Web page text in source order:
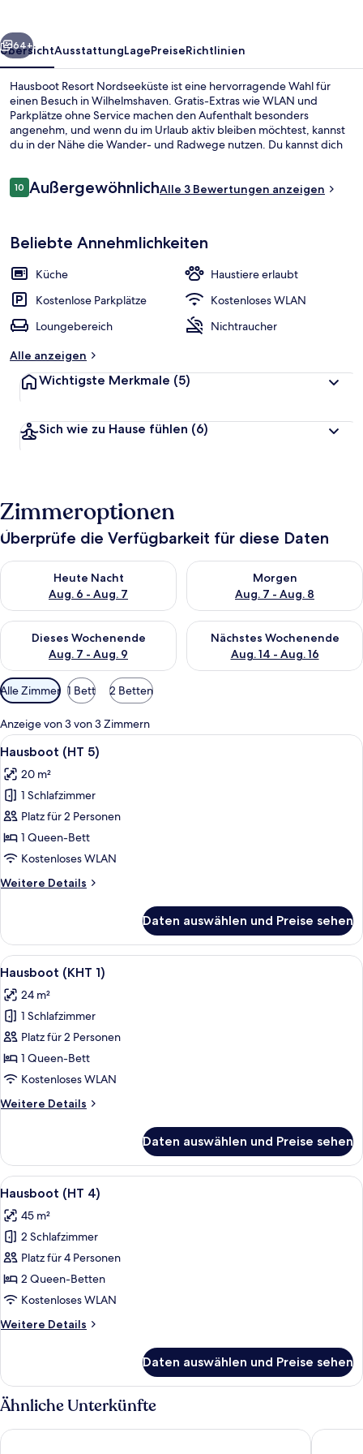
Weiter
64+
ÜbersichtAusstattungLagePreiseRichtlinien
Hausboot Resort Nordseeküste ist eine hervorragende Wahl für
einen Besuch in Wilhelmshaven. Gratis-Extras wie WLAN und
Parkplätze ohne Service machen den Aufenthalt besonders
angenehm, und wenn du im Urlaub aktiv bleiben möchtest, kannst
du in der Nähe die Wander- und Radwege nutzen. Du kannst dich
Bewertungen
1010 von 10.
AußergewöhnlichAlle 3 Bewertungen anzeigen
Beliebte Annehmlichkeiten
Küche
Haustiere erlaubt
Kostenlose Parkplätze
Kostenloses WLAN
Loungebereich
Nichtraucher
Alle anzeigen
Wichtigste Merkmale (5)
Sich wie zu Hause fühlen (6)
Zimmeroptionen
Überprüfe die Verfügbarkeit für diese Daten
Heute Nacht
Aug. 6 - Aug. 7
Überprüfe die Verfügbarkeit für heute Nacht, Aug. 6 - Aug. 7.
Morgen
Aug. 7 - Aug. 8
Überprüfe die Verfügbarkeit
Dieses Wochenende
Aug. 7 - Aug. 9
Überprüfe die Verfügbarkeit für dieses Wochenende, Aug. 7
Nächstes Wochenende
Aug. 14 - Aug. 16
Überprüfe die Verfügbarkeit
Verfügbare
Filter
für
Zimmer
Alle Zimmer 1 Bett 2 Betten
Anzeige von 3 von 3 Zimmern
Alle
Fotos
für
Hausboot
(HT
5)
anzeigen
Hausboot (HT 5) |
13
Hausboot (HT 5)
20 m²
1 Schlafzimmer
Platz für 2 Personen
1 Queen-Bett
Kostenloses WLAN
Weitere Details
Weitere
(HT
5)
Daten auswählen und Preise sehen
Alle
Fotos
für
Hausboot
(KHT
1)
anzeigen
Hausboot (KHT 1) |
16
Hausboot (KHT 1)
24 m²
1 Schlafzimmer
Platz für 2 Personen
1 Queen-Bett
Kostenloses WLAN
Weitere Details
Weitere
(KHT
1)
Daten auswählen und Preise sehen
Alle
Fotos
für
Hausboot
(HT
4)
anzeigen
Ein modernes Interieur mit
7
Hausboot (HT 4)
45 m²
2 Schlafzimmer
Platz für 4 Personen
2 Queen-Betten
Kostenloses WLAN
Weitere Details
Weitere
(HT
4)
Daten auswählen und Preise sehen
Ähnliche Unterkünfte
Nordseehotel